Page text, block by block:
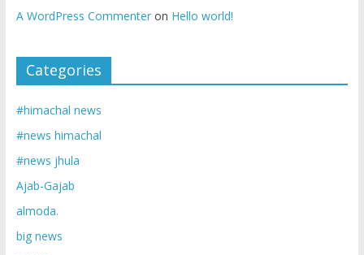
A WordPress Commenteron Hello world!
Categories
#himachal news
#news himachal
#news jhula
Ajab-Gajab
almoda.
big news